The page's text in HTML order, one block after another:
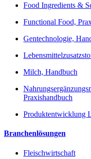
Food Ingredients &
Functional Food,
Gentechnologie,
Milch, Handbuch
Praxishandbuch
Produktentwicklung
Branchenlösungen
Fleischwirtschaft